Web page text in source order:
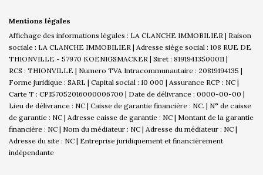
Mentions légales
Affichage des informations légales : LA CLANCHE IMMOBILIER | Raison
sociale : LA CLANCHE IMMOBILIER | Adresse siège social : 108 RUE DE
THIONVILLE - 57970 KOENIGSMACKER | Siret : 81919413500011 |
RCS : THIONVILLE | Numero TVA Intracommunautaire : 20819194135 |
Forme juridique : SARL | Capital social : 10 000 | Assurance RCP : NC |
Carte T : CPI57052016000006700 | Date de délivrance : 0000-00-00 |
Lieu de délivrance : NC | Caisse de garantie financière : NC. | N° de caisse
de garantie : NC | Adresse caisse de garantie : NC | Montant de la garantie
financière : NC | Nom du médiateur : NC | Adresse du médiateur : NC |
Adresse du site : NC | Entreprise juridiquement et financièrement
indépendante